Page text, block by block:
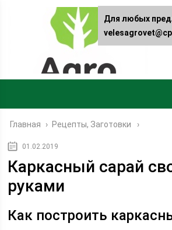
Главная › Рецепты, Заготовки
01.02.2019
Каркасный сарай
руками
Как построить
Для любых